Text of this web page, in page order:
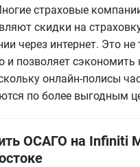
страховые
скидки на
через интернет. Это не
и позволяет сэкономить
онлайн-полисы
по более выгодным
ОСАГО на Infiniti